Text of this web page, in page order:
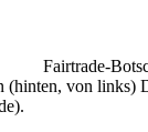
Fairtrade-
von links)